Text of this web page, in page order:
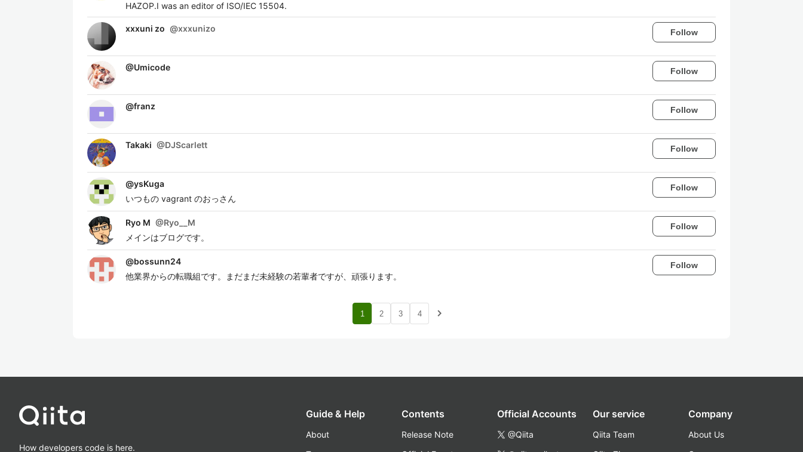
HAZOP.I was an editor of ISO/IEC 15504.
xxxuni zo @xxxunizo Follow
@Umicode Follow
@franz Follow
Takaki @DJScarlett Follow
@ysKuga
いつもの vagrant のおっさん
Follow
Ryo M @Ryo__M
メインはブログです。
Follow
@bossunn24
他業界からの転職組です。まだまだ未経験の若輩者ですが、頑張ります。
Follow
1 2 3 4 navigate_next
How developers code is here.
Guide & Help
About
Contents
Release Note
Official Accounts
@Qiita
Our service
Qiita Team
Company
About Us